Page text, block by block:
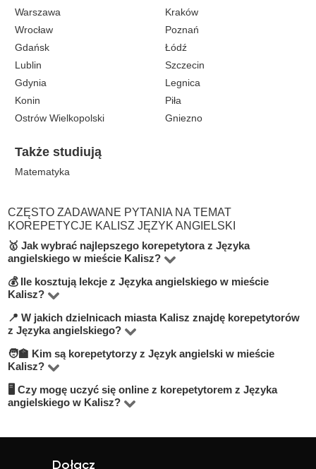
Warszawa
Kraków
Wrocław
Poznań
Gdańsk
Łódź
Lublin
Szczecin
Gdynia
Legnica
Konin
Piła
Ostrów Wielkopolski
Gniezno
Także studiują
Matematyka
CZĘSTO ZADAWANE PYTANIA NA TEMAT
KOREPETYCJE KALISZ JĘZYK ANGIELSKI
🥇 Jak wybrać najlepszego korepetytora z Języka
angielskiego w mieście Kalisz?
Na platformie BUKI znajdziesz 8 korepetytorów
oferujących zajęcia z Język angielski w miejscowości
Kalisz. Przy wyborze zwróć uwagę na cenę, opinie,
szukać korepetytorów z opcją darmowej lekcji próbnej,
💰 Ile kosztują lekcje z Języka angielskiego w mieście
Kalisz?
Ceny zależą od poziomu, doświadczenia korepetytora i
trybu zajęć (online lub stacjonarnie). Średnia cena w
mieście Kalisz wynosi od 50 do 100 zł/h.
📍 W jakich dzielnicach miasta Kalisz znajdę korepetytorów
z Języka angielskiego?
Na BUKI możesz znaleźć nauczycieli w niemal
wszystkich dzielnicach miasta Kalisz. Możesz też wybrać
lekcje online, jeśli zależy Ci na elastyczności.
🧑‍🏫 Kim są korepetytorzy z Język angielski w mieście
Kalisz?
Na BUKI znajdziesz wykwalifikowanych nauczycieli,
studentów oraz praktyków z doświadczeniem. Średnia
🖥 Czy mogę uczyć się online z korepetytorem z Języka
angielskiego w Kalisz?
Online możesz uczyć się w elastyczny sposób,
Dołącz